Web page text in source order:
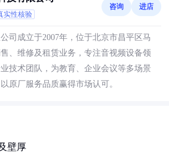
实性核验
咨询 进店
司成立于2007年，位于北京市昌平区马
、维修及租赁业务，专注音视频设备领
技术团队，为教育、企业会议等多场景
原厂服务品质赢得市场认可。
壁厚